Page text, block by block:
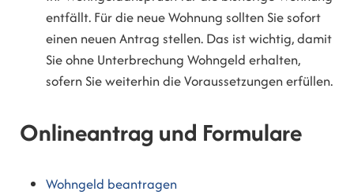
entfällt. Für die neue Wohnung sollten Sie sofort
einen neuen Antrag stellen. Das ist wichtig, damit
Sie ohne Unterbrechung Wohngeld erhalten,
sofern Sie weiterhin die Voraussetzungen erfüllen.
Onlineantrag und Formulare
Wohngeld beantragen